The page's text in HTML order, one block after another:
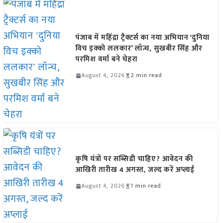
पंजाब में महिंद्रा ट्रैक्टर्स का नया अभियान ‘दुनिया
विच इक्को ललकार’ लॉन्च, सुखबीर सिंह और
परमिश वर्मा बने चेहरा
August 4, 2026 2 min read
कृषि यंत्रों पर सब्सिडी चाहिए? आवेदन की
आखिरी तारीख 4 अगस्त, जल्द करें अप्लाई
August 4, 2026 1 min read